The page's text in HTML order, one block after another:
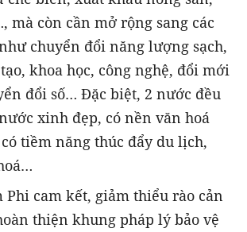
mà còn cần mở rộng sang các
chuyển đổi năng lượng sạch,
khoa học, công nghệ, đổi mới
đổi số… Đặc biệt, 2 nước đều
xinh đẹp, có nền văn hoá
có tiềm năng thúc đẩy du lịch,
Phi cam kết, giảm thiểu rào cản
thiện khung pháp lý bảo vệ